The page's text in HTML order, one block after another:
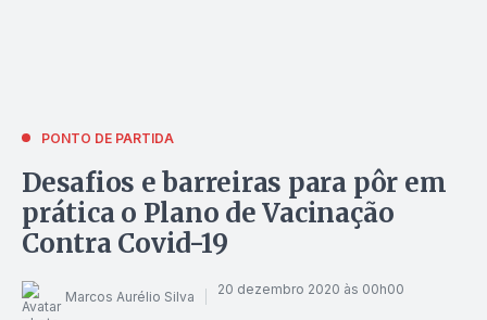
PONTO DE PARTIDA
Desafios e barreiras para pôr em
prática o Plano de Vacinação
Contra Covid-19
Marcos Aurélio Silva 20 dezembro 2020 às 00h00